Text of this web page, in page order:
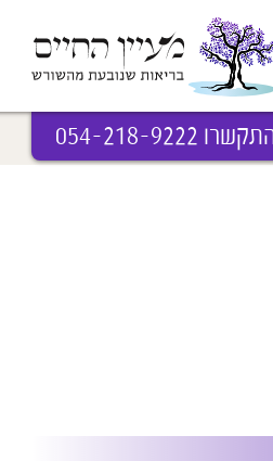
054-218-9222